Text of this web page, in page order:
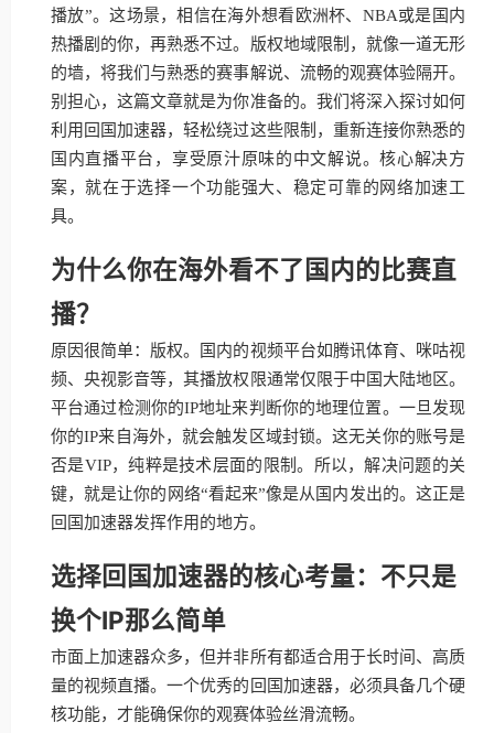
播放”。这场景，相信在海外想看欧洲杯、NBA或是国内
热播剧的你，再熟悉不过。版权地域限制，就像一道无形
的墙，将我们与熟悉的赛事解说、流畅的观赛体验隔开。
别担心，这篇文章就是为你准备的。我们将深入探讨如何
利用回国加速器，轻松绕过这些限制，重新连接你熟悉的
国内直播平台，享受原汁原味的中文解说。核心解决方
案，就在于选择一个功能强大、稳定可靠的网络加速工
具。
为什么你在海外看不了国内的比赛直
播？
原因很简单：版权。国内的视频平台如腾讯体育、咪咕视
频、央视影音等，其播放权限通常仅限于中国大陆地区。
平台通过检测你的IP地址来判断你的地理位置。一旦发现
你的IP来自海外，就会触发区域封锁。这无关你的账号是
否是VIP，纯粹是技术层面的限制。所以，解决问题的关
键，就是让你的网络“看起来”像是从国内发出的。这正是
回国加速器发挥作用的地方。
选择回国加速器的核心考量：不只是
换个IP那么简单
市面上加速器众多，但并非所有都适合用于长时间、高质
量的视频直播。一个优秀的回国加速器，必须具备几个硬
核功能，才能确保你的观赛体验丝滑流畅。